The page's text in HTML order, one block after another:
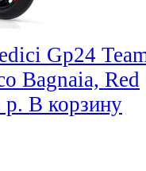
Gp24
Bagnaia, Red
р. В корзину